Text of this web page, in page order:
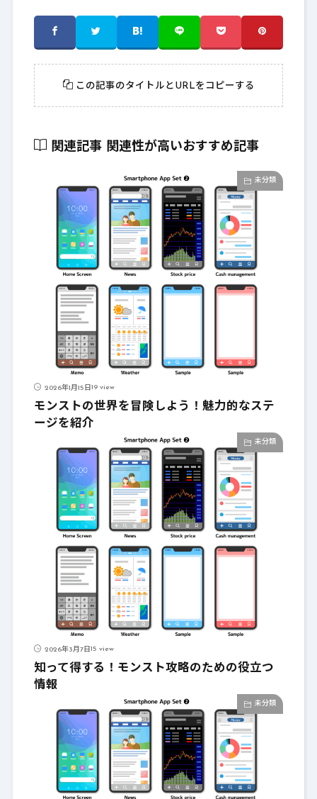
この記事のタイトルとURLをコピーする
関連記事 関連性が高いおすすめ記事
未分類
2026年1月15日19 view
モンストの世界を冒険しよう！魅力的なステ
ージを紹介
未分類
2026年3月7日15 view
知って得する！モンスト攻略のための役立つ
情報
未分類